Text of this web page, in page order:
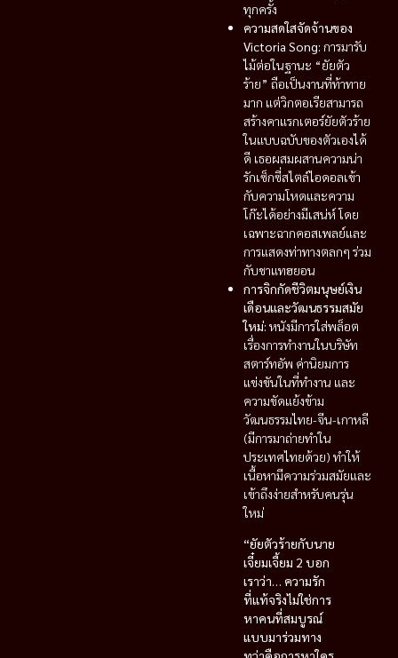
ทุกครั้ง
ความสดใสจัดจ้านของ
Victoria Song: การมารับ
ไม้ต่อในฐานะ “ยัยตัว
ร้าย” ถือเป็นงานที่ท้าทาย
มาก แต่วิกตอเรียสามารถ
สร้างคาแรกเตอร์ยัยตัวร้าย
ในแบบฉบับของตัวเองได้
ดี เธอผสมผสานความน่า
รักเซ็กซี่สไตล์ไอดอลเข้า
กับความโหดและความ
โก๊ะได้อย่างมีเสน่ห์ โดย
เฉพาะฉากคอสเพลย์และ
การแสดงท่าทางตลกๆ ร่วม
กับชาแทฮยอน
การจิกกัดชีวิตมนุษย์เงิน
เดือนและวัฒนธรรมสมัย
ใหม่: หนังมีการใส่พล็อต
เรื่องการทำงานในบริษัท
สตาร์ทอัพ ค่านิยมการ
แข่งขันในที่ทำงาน และ
ความขัดแย้งข้าม
วัฒนธรรมไทย-จีน-เกาหลี
(มีการมาถ่ายทำใน
ประเทศไทยด้วย) ทำให้
เนื้อหามีความร่วมสมัยและ
เข้าถึงง่ายสำหรับคนรุ่น
ใหม่
“ยัยตัวร้ายกับนาย
เจี๋ยมเจี้ยม 2 บอก
เราว่า… ความรัก
ที่แท้จริงไม่ใช่การ
หาคนที่สมบูรณ์
แบบมาร่วมทาง